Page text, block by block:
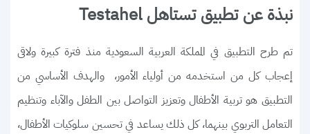
نبذة عن تطبيق تستاهل Testahel
تم طرح التطبيق في المملكة العربية السعودية منذ فترة كبيرة ولاقى
إعجاب كل من استخدمه من أولياء الأمور، والهدف الأساسي من
التطبيق هو تربية الأطفال وتعزيز التواصل بين الطفل والآباء وتنظيم
التعامل التربوي بينهما، كل ذلك يساعد في تحسين سلوكيات الأطفال،